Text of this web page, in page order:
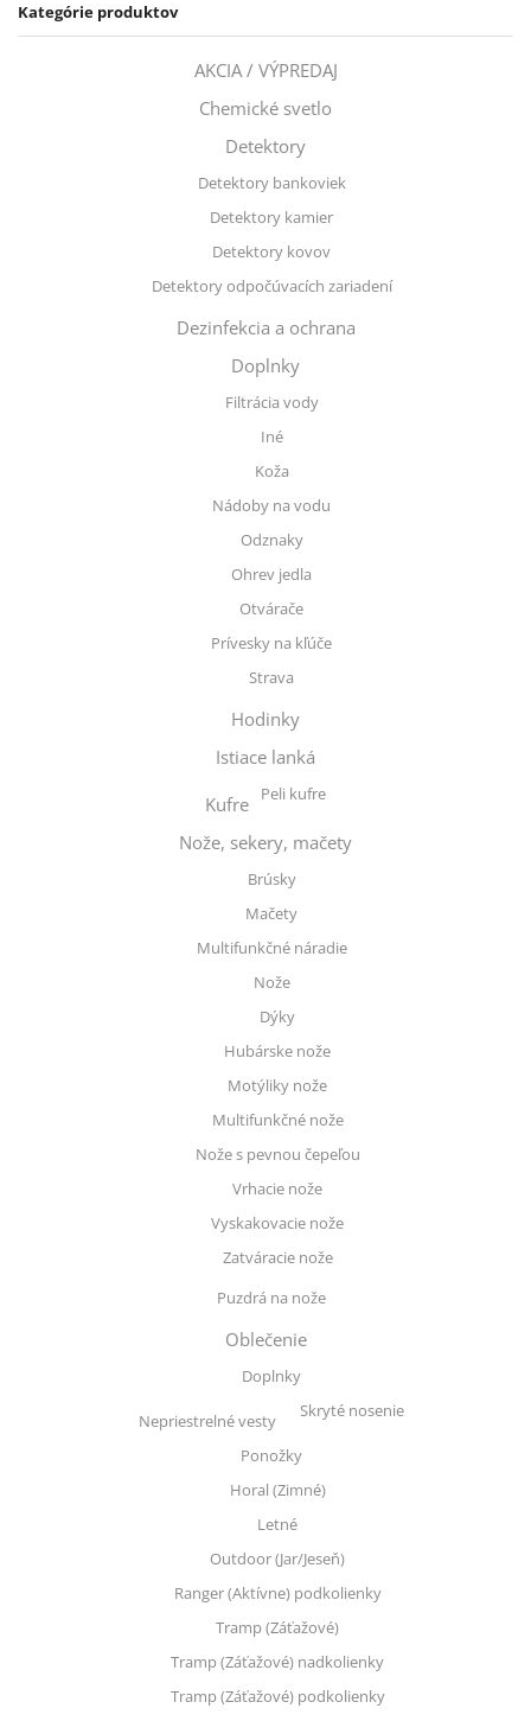
Kategórie produktov
AKCIA / VÝPREDAJ
Chemické svetlo
Detektory
Detektory bankoviek
Detektory kamier
Detektory kovov
Detektory odpočúvacích zariadení
Dezinfekcia a ochrana
Doplnky
Filtrácia vody
Iné
Koža
Nádoby na vodu
Odznaky
Ohrev jedla
Otvárače
Prívesky na kľúče
Strava
Hodinky
Istiace lanká
Kufre
Peli kufre
Nože, sekery, mačety
Brúsky
Mačety
Multifunkčné náradie
Nože
Dýky
Hubárske nože
Motýliky nože
Multifunkčné nože
Nože s pevnou čepeľou
Vrhacie nože
Vyskakovacie nože
Zatváracie nože
Puzdrá na nože
Oblečenie
Doplnky
Nepriestrelné vesty
Skryté nosenie
Ponožky
Horal (Zimné)
Letné
Outdoor (Jar/Jeseň)
Ranger (Aktívne) podkolienky
Tramp (Záťažové)
Tramp (Záťažové) nadkolienky
Tramp (Záťažové) podkolienky